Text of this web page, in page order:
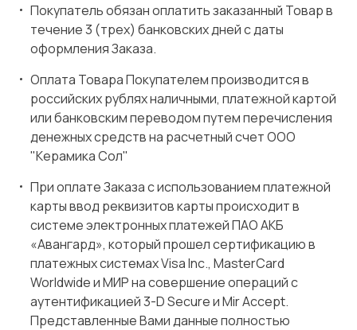
Покупатель обязан оплатить заказанный Товар в
течение 3 (трех) банковских дней с даты
оформления Заказа.
Оплата Товара Покупателем производится в
российских рублях наличными, платежной картой
или банковским переводом путем перечисления
денежных средств на расчетный счет ООО
"Керамика Сол"
При оплате Заказа с использованием платежной
карты ввод реквизитов карты происходит в
системе электронных платежей ПАО АКБ
«Авангард», который прошел сертификацию в
платежных системах Visa Inc., MasterCard
Worldwide и МИР на совершение операций с
аутентификацией 3-D Secure и Mir Accept.
Представленные Вами данные полностью